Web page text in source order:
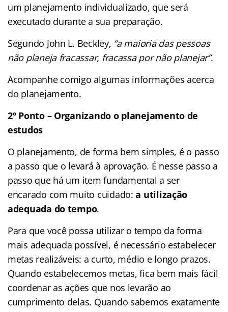
um planejamento individualizado, que será
executado durante a sua preparação.
Segundo John L. Beckley, “a maioria das pessoas
não planeja fracassar, fracassa por não planejar”.
Acompanhe comigo algumas informações acerca
do planejamento.
2º Ponto – Organizando o planejamento de
estudos
O planejamento, de forma bem simples, é o passo
a passo que o levará à aprovação. É nesse passo a
passo que há um item fundamental a ser
encarado com muito cuidado:a utilização
adequada do tempo.
Para que você possa utilizar o tempo da forma
mais adequada possível, é necessário estabelecer
metas realizáveis: a curto, médio e longo prazos.
Quando estabelecemos metas, fica bem mais fácil
coordenar as ações que nos levarão ao
cumprimento delas. Quando sabemos exatamente